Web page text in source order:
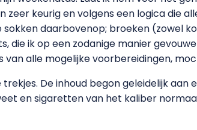
zeer keurig en volgens een logica die
daarbovenop; broeken (zowel
die ik op een zodanige manier
van alle mogelijke voorbereidingen,
De inhoud begon geleidelijk aan
en sigaretten van het kaliber